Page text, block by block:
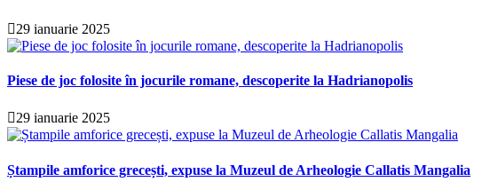
29 ianuarie 2025
Piese de joc folosite în jocurile romane, descoperite la Hadrianopolis
29 ianuarie 2025
Ștampile amforice grecești, expuse la Muzeul de Arheologie Callatis Mangalia